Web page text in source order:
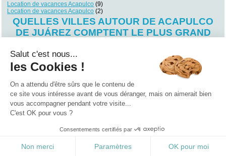
Location de vacances Acapulco (9)
Location de vacances Acapulco (2)
QUELLES VILLES AUTOUR DE ACAPULCO
DE JUÁREZ COMPTENT LE PLUS GRAND
Vous souhaitez séjourner dans une ville particulière de Acapulco de Juárez ?
Trouvez votre futur lieu de villégiature en fonction des villes qui comptent le
Location de vacances Acapulco (9)
Location de vacances Acapulco
Qui sommes nous ? |Contactez-nous
0.181
Salut c'est nous...
les Cookies !
On a attendu d'être sûrs que le contenu de
ce site vous intéresse avant de vous déranger, mais on aimerait bien
vous accompagner pendant votre visite...
C'est OK pour vous ?
Consentements certifiés par
Non merci Paramètres OK pour moi